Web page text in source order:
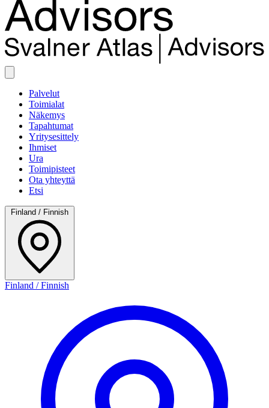
Palvelut
Toimialat
Näkemys
Tapahtumat
Yritysesittely
Ihmiset
Ura
Toimipisteet
Ota yhteyttä
Etsi
Finland / Finnish
Finland / Finnish